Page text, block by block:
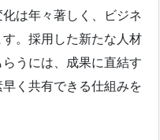
は年々著しく、ビジネ
。採用した新たな人材
うには、成果に直結す
く共有できる仕組みを